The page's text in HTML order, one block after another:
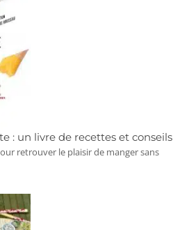
: un livre de recettes et conseils
retrouver le plaisir de manger sans